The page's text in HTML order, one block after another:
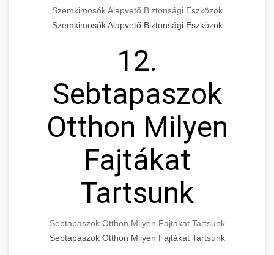
Szemkimosók Alapvető Biztonsági Eszközök
Szemkimosók Alapvető Biztonsági Eszközök
12.
Sebtapaszok
Otthon Milyen
Fajtákat
Tartsunk
Sebtapaszok Otthon Milyen Fajtákat Tartsunk
Sebtapaszok Otthon Milyen Fajtákat Tartsunk